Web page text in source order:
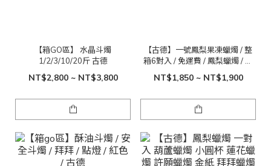
【箱GO區】 水晶斗燭
1/2/3/10/20斤 古德
NT$2,800 ~ NT$3,800
【古德】一號鳳梨果凍蠟燭 / 整
箱6對入 / 免運費 / 鳳梨蠟燭 / 果
凍蠟燭 / 點光明 / 光明燈
NT$1,850 ~ NT$1,900